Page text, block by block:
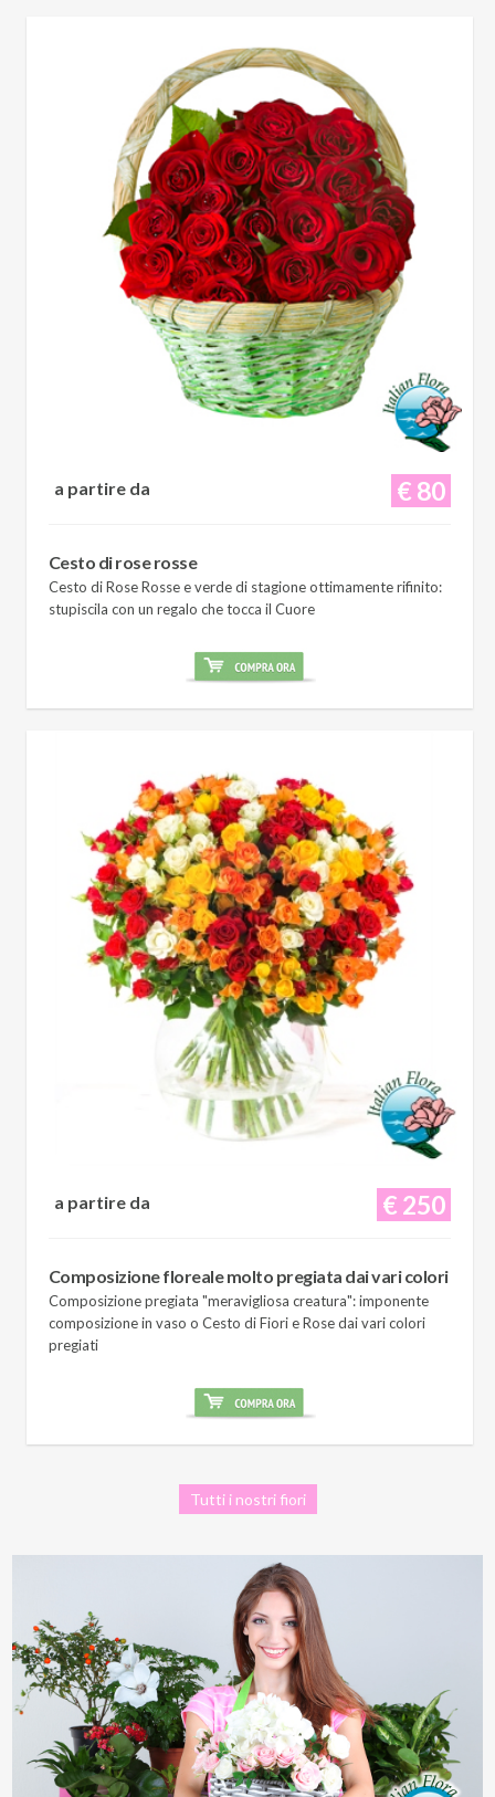
€ 80
a partire da
Cesto di rose rosse
Cesto di Rose Rosse e verde di stagione ottimamente rifinito:
stupiscila con un regalo che tocca il Cuore
€ 250
a partire da
Composizione floreale molto pregiata dai vari colori
Composizione pregiata "meravigliosa creatura": imponente
composizione in vaso o Cesto di Fiori e Rose dai vari colori
pregiati
Tutti i nostri fiori